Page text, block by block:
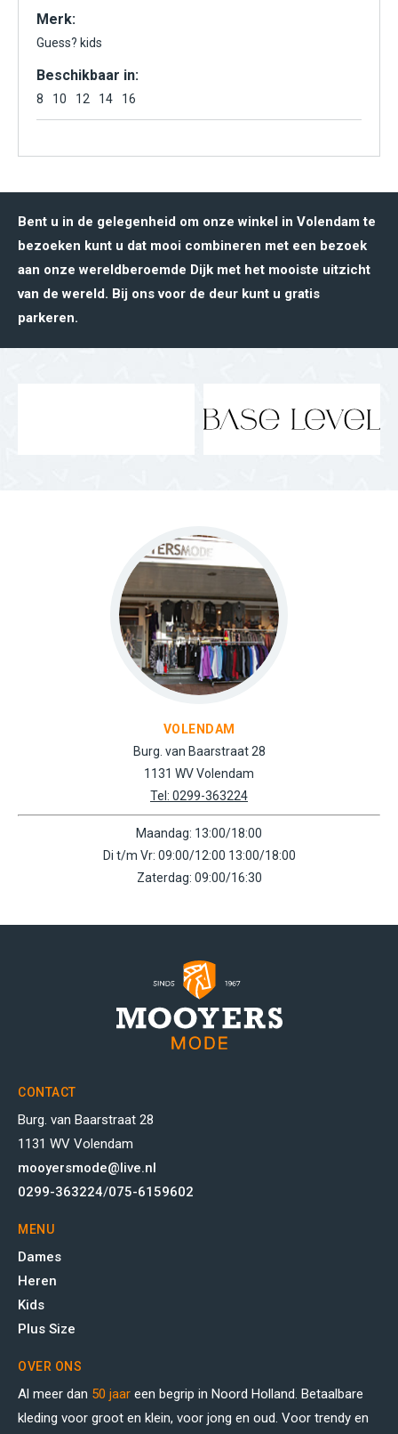
Merk:
Guess? kids
Beschikbaar in:
8 10 12 14 16
Bent u in de gelegenheid om onze winkel in Volendam te
bezoeken kunt u dat mooi combineren met een bezoek
aan onze wereldberoemde Dijk met het mooiste uitzicht
van de wereld. Bij ons voor de deur kunt u gratis
parkeren.
VOLENDAM
Burg. van Baarstraat 28
1131 WV Volendam
Tel: 0299-363224
Maandag: 13:00/18:00
Di t/m Vr: 09:00/12:00 13:00/18:00
Zaterdag: 09:00/16:30
CONTACT
Burg. van Baarstraat 28
1131 WV Volendam
mooyersmode@live.nl
0299-363224/075-6159602
MENU
Dames
Heren
Kids
Plus Size
OVER ONS
Al meer dan 50 jaar een begrip in Noord Holland. Betaalbare
kleding voor groot en klein, voor jong en oud. Voor trendy en